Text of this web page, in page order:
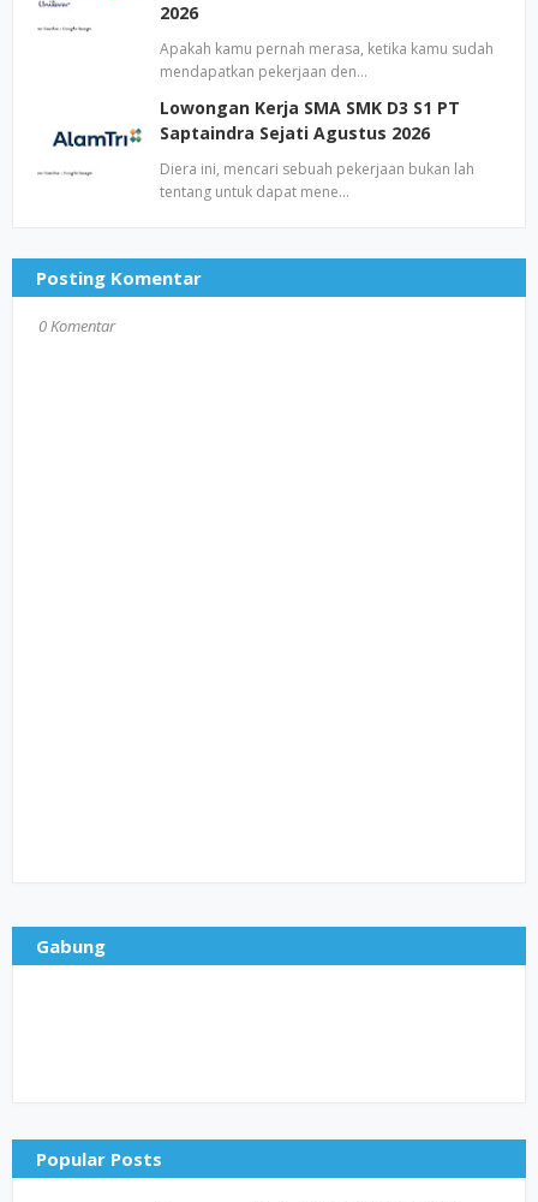
2026
Apakah kamu pernah merasa, ketika kamu sudah
mendapatkan pekerjaan den…
Lowongan Kerja SMA SMK D3 S1 PT
Saptaindra Sejati Agustus 2026
Diera ini, mencari sebuah pekerjaan bukan lah
tentang untuk dapat mene…
Posting Komentar
0 Komentar
Gabung
Popular Posts